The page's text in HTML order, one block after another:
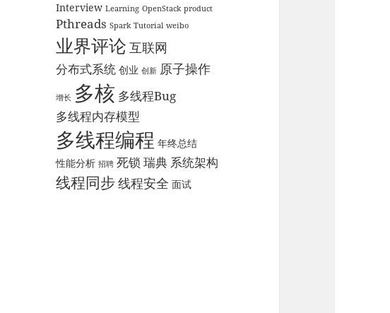
Interview Learning OpenStack product
Pthreads Spark Tutorial weibo
业界评论 互联网
分布式系统 创业 创新 原子操作
增长 多核 多线程Bug
多线程内存模型
多线程编程 年终总结
性能分析 招聘 死锁 瑞典 系统架构
线程同步线程安全 面试